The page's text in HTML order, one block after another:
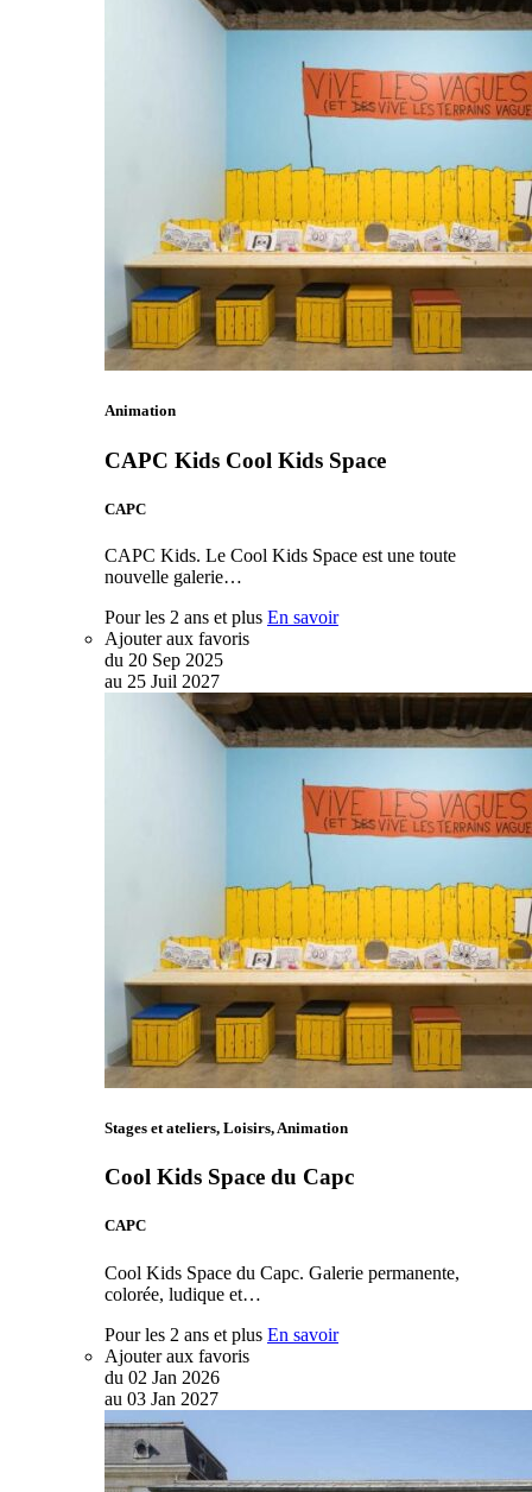
Animation
CAPC Kids Cool Kids Space
CAPC
CAPC Kids. Le Cool Kids Space est une toute
nouvelle galerie…
Pour les 2 ans et plus En savoir
Ajouter aux favoris
du 20 Sep 2025
au 25 Juil 2027
Stages et ateliers, Loisirs, Animation
Cool Kids Space du Capc
CAPC
Cool Kids Space du Capc. Galerie permanente,
colorée, ludique et…
Pour les 2 ans et plus En savoir
Ajouter aux favoris
du 02 Jan 2026
au 03 Jan 2027